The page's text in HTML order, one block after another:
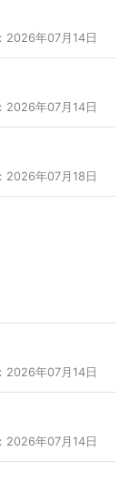
2026年07月14日
2026年07月14日
2026年07月18日
2026年07月14日
2026年07月14日